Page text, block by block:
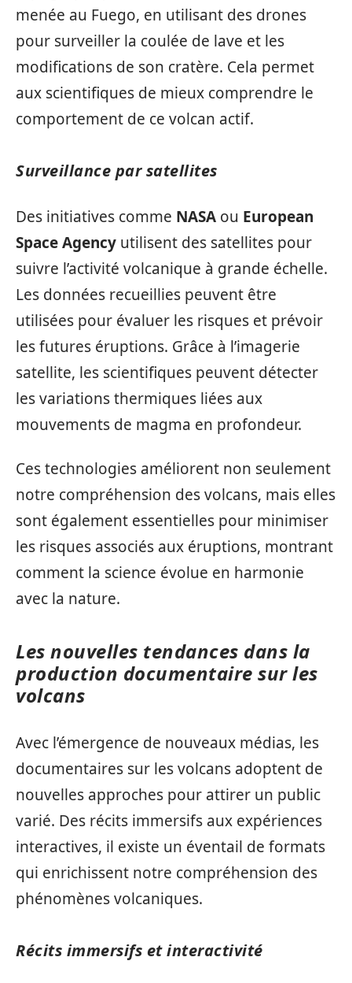
menée au Fuego, en utilisant des drones
pour surveiller la coulée de lave et les
modifications de son cratère. Cela permet
aux scientifiques de mieux comprendre le
comportement de ce volcan actif.
Surveillance par satellites
Des initiatives comme NASA ou European
Space Agency utilisent des satellites pour
suivre l’activité volcanique à grande échelle.
Les données recueillies peuvent être
utilisées pour évaluer les risques et prévoir
les futures éruptions. Grâce à l’imagerie
satellite, les scientifiques peuvent détecter
les variations thermiques liées aux
mouvements de magma en profondeur.
Ces technologies améliorent non seulement
notre compréhension des volcans, mais elles
sont également essentielles pour minimiser
les risques associés aux éruptions, montrant
comment la science évolue en harmonie
avec la nature.
Les nouvelles tendances dans la
production documentaire sur les
volcans
Avec l’émergence de nouveaux médias, les
documentaires sur les volcans adoptent de
nouvelles approches pour attirer un public
varié. Des récits immersifs aux expériences
interactives, il existe un éventail de formats
qui enrichissent notre compréhension des
phénomènes volcaniques.
Récits immersifs et interactivité